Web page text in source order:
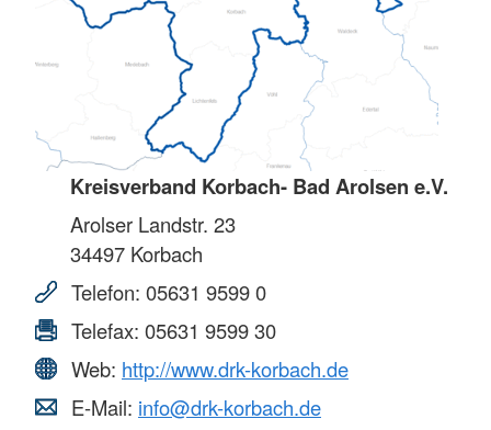
Kreisverband Korbach- Bad Arolsen e.V.
Arolser Landstr. 23
34497 Korbach
Telefon: 05631 9599 0
Telefax: 05631 9599 30
Web: http://www.drk-korbach.de
E-Mail: info@drk-korbach.de